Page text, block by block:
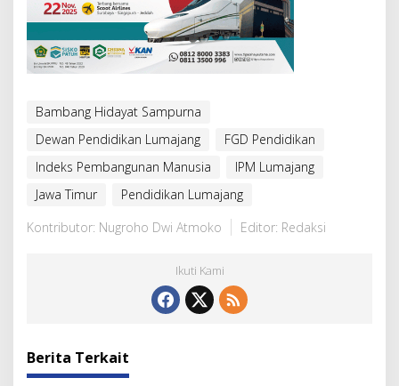
Bambang Hidayat Sampurna
Dewan Pendidikan Lumajang
FGD Pendidikan
Indeks Pembangunan Manusia
IPM Lumajang
Jawa Timur
Pendidikan Lumajang
Kontributor: Nugroho Dwi Atmoko
Editor: Redaksi
Ikuti Kami
Berita Terkait